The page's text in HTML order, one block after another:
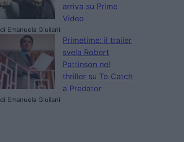
arriva su Prime
Video
di Emanuela Giuliani
Primetime: il trailer
svela Robert
Pattinson nel
thriller su To Catch
a Predator
di Emanuela Giuliani